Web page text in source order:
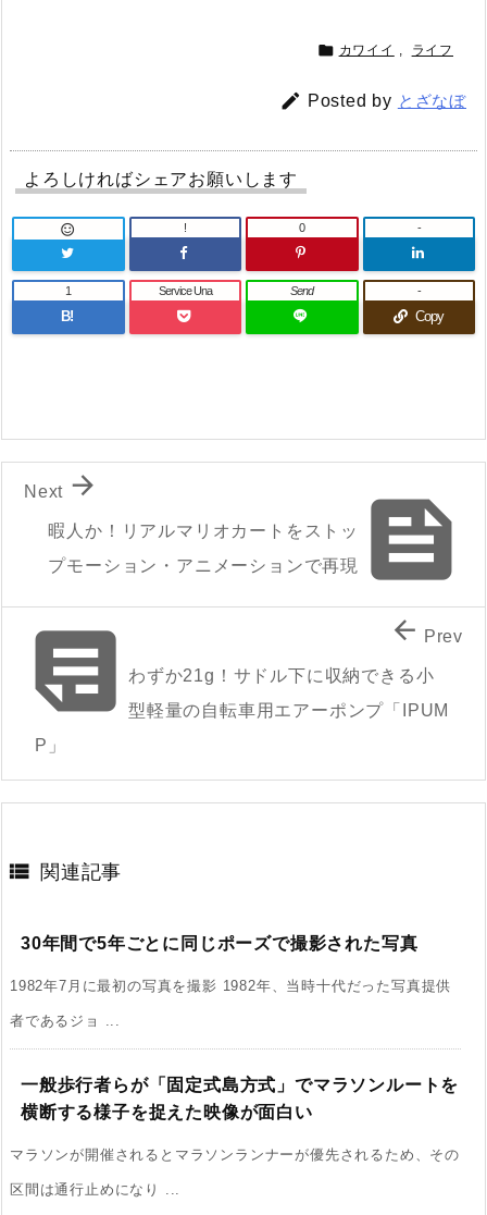
 カワイイ , ライフ
 Posted by とざなぼ
よろしければシェアお願いします
 ! 0 -
B!
1 Service Una Send
Copy
-

暇人か！リアルマリオカートをストッ
プモーション・アニメーションで再現

Next
わずか21g！サドル下に収納できる小
型軽量の自転車用エアーポンプ「IPUM
P」
 Prev
 関連記事
30年間で5年ごとに同じポーズで撮影された写真
1982年7月に最初の写真を撮影 1982年、当時十代だった写真提供
者であるジョ ...
一般歩行者らが「固定式島方式」でマラソンルートを
横断する様子を捉えた映像が面白い
マラソンが開催されるとマラソンランナーが優先されるため、その
区間は通行止めになり ...